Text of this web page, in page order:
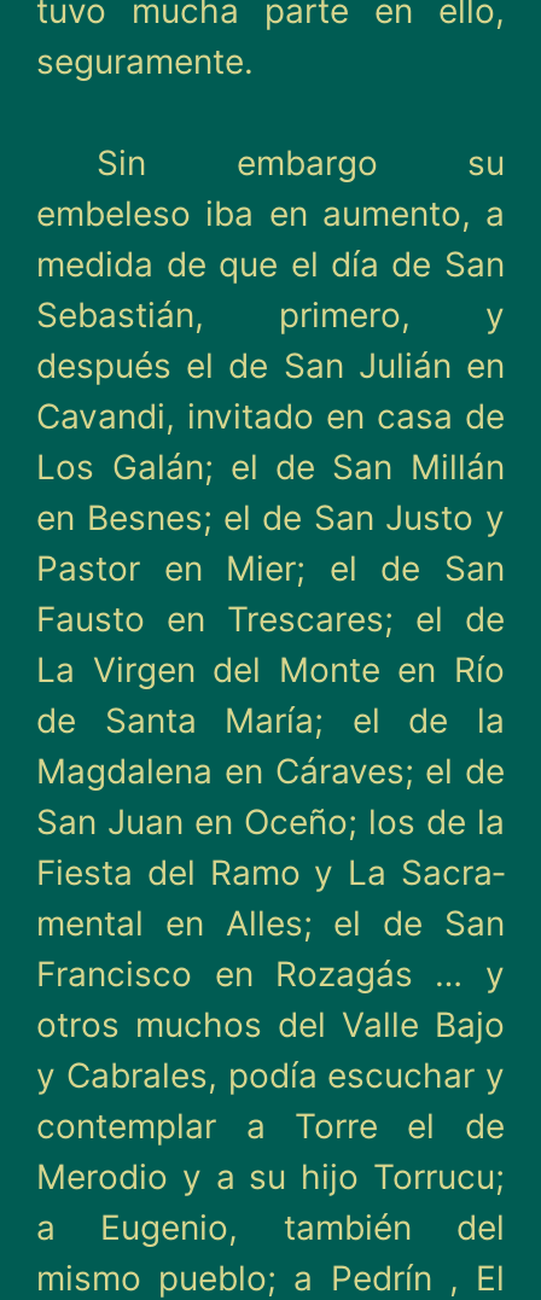
tuvo mucha parte en ello,
seguramente.
Sin embargo su
embeleso iba en aumento, a
medida de que el día de San
Sebastián, primero, y
después el de San Julián en
Cavandi, invitado en casa de
Los Galán; el de San Millán
en Besnes; el de San Justo y
Pastor en Mier; el de San
Fausto en Trescares; el de
La Virgen del Monte en Río
de Santa María; el de la
Magdalena en Cáraves; el de
San Juan en Oceño; los de la
Fiesta del Ramo y La Sacra­
mental en Alles; el de San
Francisco en Rozagás … y
otros muchos del Valle Bajo
y Cabrales, podía escuchar y
contemplar a Torre el de
Merodio y a su hijo Torrucu;
a Eugenio, también del
mismo pueblo; a Pedrín , El